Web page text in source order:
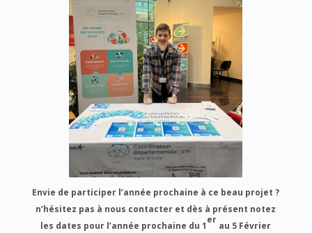
Envie de participer l’année prochaine à ce beau projet ?
n’hésitez pas à nous contacter et dès à présent notez
les dates pour l’année prochaine du 1
er
au 5 Février